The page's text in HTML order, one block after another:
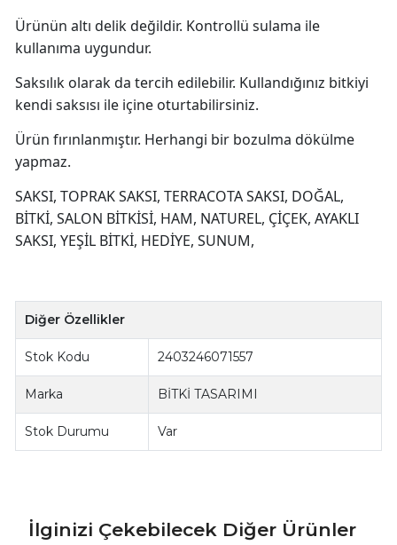
Ürünün altı delik değildir. Kontrollü sulama ile
kullanıma uygundur.
Saksılık olarak da tercih edilebilir. Kullandığınız bitkiyi
kendi saksısı ile içine oturtabilirsiniz.
Ürün fırınlanmıştır. Herhangi bir bozulma dökülme
yapmaz.
SAKSI, TOPRAK SAKSI, TERRACOTA SAKSI, DOĞAL,
BİTKİ, SALON BİTKİSİ, HAM, NATUREL, ÇİÇEK, AYAKLI
SAKSI, YEŞİL BİTKİ, HEDİYE, SUNUM,
Diğer Özellikler
Stok Kodu 2403246071557
Marka BİTKİ TASARIMI
Stok Durumu Var
İlginizi Çekebilecek Diğer Ürünler